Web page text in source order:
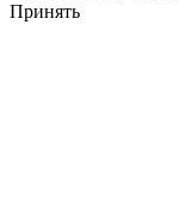
Принять